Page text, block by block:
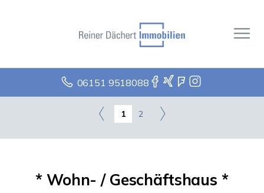
06151 9518088
1 2
* Wohn- / Geschäftshaus *